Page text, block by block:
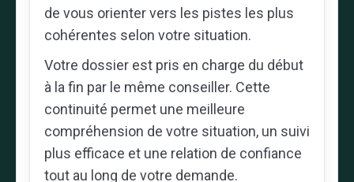
de vous orienter vers les pistes les plus
cohérentes selon votre situation.
Votre dossier est pris en charge du début
à la fin par le même conseiller. Cette
continuité permet une meilleure
compréhension de votre situation, un suivi
plus efficace et une relation de confiance
tout au long de votre demande.